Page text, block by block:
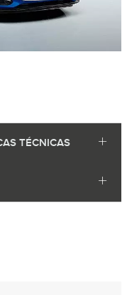
TÉCNICAS